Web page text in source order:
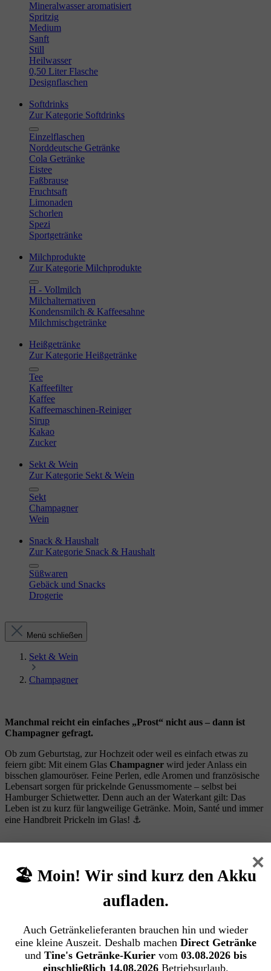
Mineralwasser aromatisiert
Spritzig
Medium
Sanft
Still
Heilwasser
0,50 Liter Flasche
Designflaschen
Softdrinks
Zur Kategorie Softdrinks
Einzelflaschen
Norddeutsche Getränke
Cola Getränke
Eistee
Faßbrause
Fruchtsaft
Limonaden
Schorlen
Spezi
Sportgetränke
Milchprodukte
Zur Kategorie Milchprodukte
H - Vollmilch
Milchalternativen
Kondensmilch & Kaffeesahne
Milchmischgetränke
Heißgetränke
Zur Kategorie Heißgetränke
Tee
Kaffeefilter
Kaffee
Kaffeemaschinen-Reiniger
Sirup
Kakao
Zucker
Sekt & Wein
Zur Kategorie Sekt & Wein
Sekt
Champagner
Wein
Snack & Haushalt
Zur Kategorie Snack & Haushalt
Süßwaren
Gebäck und Snacks
Drogerie
Menü schließen
Sekt & Wein
Champagner
Manchmal reicht ein einfaches „Prost“ nicht aus – dann ist
Champagner gefragt.
Ob zum Geburtstag, zur Hochzeit oder weil es einfach etwas zu
feiern gibt: Mit einem Glas Champagner wird jeder Anlass ein
bisschen glamouröser. Feine Perlen, edle Aromen und französische
Lebensart sorgen für prickelnde Genussmomente – selbst bei
Hamburger Schietwetter. Denn auch an der Waterkant gilt: Das
Leben ist zu kurz für langweilige Getränke. Moin, Santé und immer
eine Handbreit Prickeln im Glas! ⚓
Ltr. EINWEG)
Moët & Chandon Brut Impérial – Der Champagner, der so tut, als
×
🏖️ Moin! Wir sind kurz den Akku
aufladen.
Auch Getränkelieferanten brauchen hin und wieder
eine kleine Auszeit. Deshalb machen Direct Getränke
und Tine's Getränke-Kuriervom 03.08.2026 bis
einschließlich 14.08.2026Betriebsurlaub.